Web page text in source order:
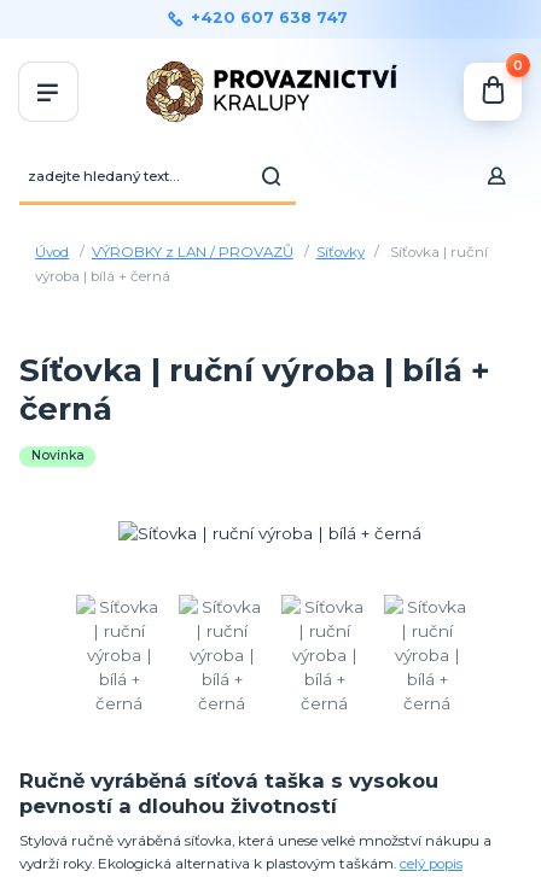
+420 607 638 747
0
Úvod VÝROBKY z LAN / PROVAZŮ Síťovky
Síťovka | ruční
výroba | bílá + černá
Síťovka | ruční výroba | bílá +
černá
Novinka
Ručně vyráběná síťová taška s vysokou
pevností a dlouhou životností
Stylová ručně vyráběná síťovka, která unese velké množství nákupu a
vydrží roky. Ekologická alternativa k plastovým taškám. celý popis